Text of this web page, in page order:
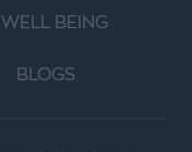
WELL BEING
BLOGS